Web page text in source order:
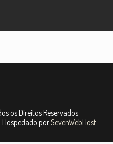
os Direitos Reservados.
| Hospedado porSevenWebHost